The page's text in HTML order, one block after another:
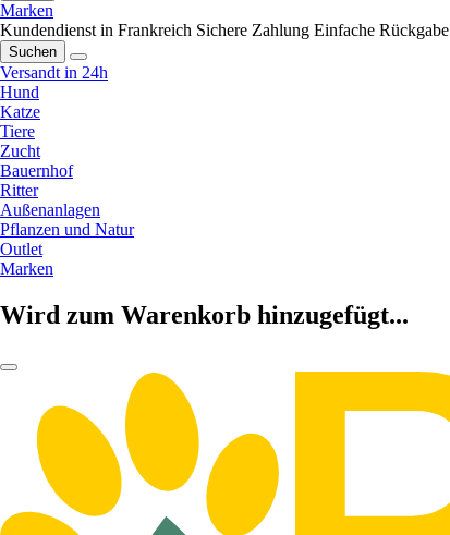
Marken
Kundendienst in Frankreich Sichere Zahlung Einfache Rückgabe
Suchen
Versandt in 24h
Hund
Katze
Tiere
Zucht
Bauernhof
Ritter
Außenanlagen
Pflanzen und Natur
Outlet
Marken
Wird zum Warenkorb hinzugefügt...